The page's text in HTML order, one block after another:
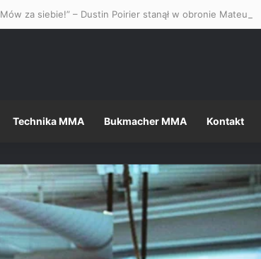
„Mów za siebie!” – Dustin Poirier stanął w obronie
Technika MMA Bukmacher MMA Kontakt